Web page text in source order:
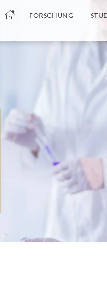
FORSCHUNG